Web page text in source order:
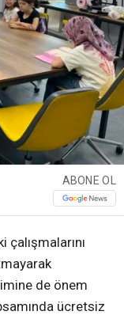
ABONE OL
de önem
ücretsiz